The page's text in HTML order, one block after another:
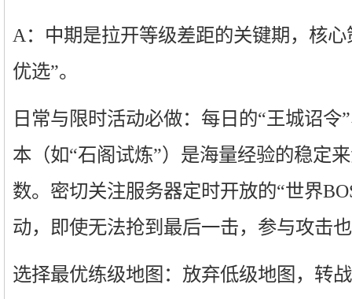
A：中期是拉开等级差距的关键期，核
优选”。
日常与限时活动必做：每日的“王城诏令
本（如“石阁试炼”）是海量经验的稳定
数。密切关注服务器定时开放的“世界
动，即使无法抢到最后一击，参与攻击
选择最优练级地图：放弃低级地图，转